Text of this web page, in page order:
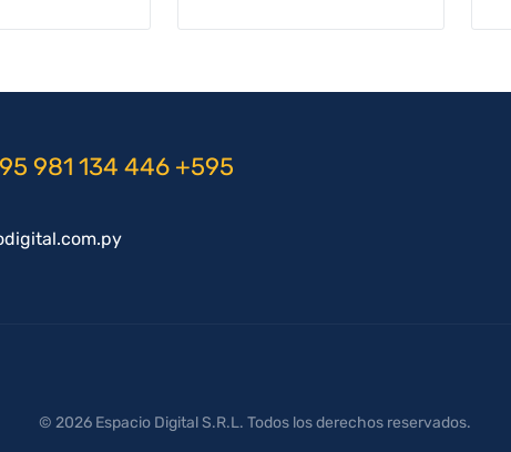
981 134 446 +595
© 2026 Espacio Digital S.R.L. Todos los derechos reservados.